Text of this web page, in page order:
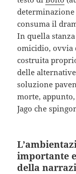
determinazione
consuma il
In quella
omicidio, ovvia
costruita
delle
soluzione
morte,
Jago che
importante
della